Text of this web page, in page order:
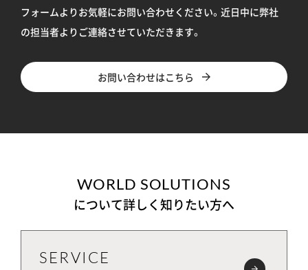
フォームよりお気軽にお問い合わせください。 近日中に弊社
の担当者よりご連絡させていただきます。
お問い合わせはこちら
WORLD SOLUTIONS
について詳しく知りたい方へ
SERVICE